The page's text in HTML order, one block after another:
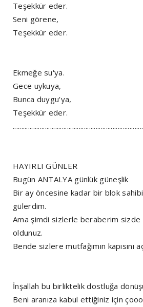
Teşekkür eder.
Seni görene,
Teşekkür eder.
Ekmeğe su'ya.
Gece uykuya,
Bunca duygu'ya,
Teşekkür eder.
HAYIRLI GÜNLER
Bugün ANTALYA günlük güneşlik
Bir ay öncesine kadar bir blok
gülerdim.
Ama şimdi sizlerle beraberim sizde
oldunuz.
Bende sizlere mutfağımın kapısını
İnşallah bu birliktelik dostluğa
Beni aranıza kabul ettiğiniz için